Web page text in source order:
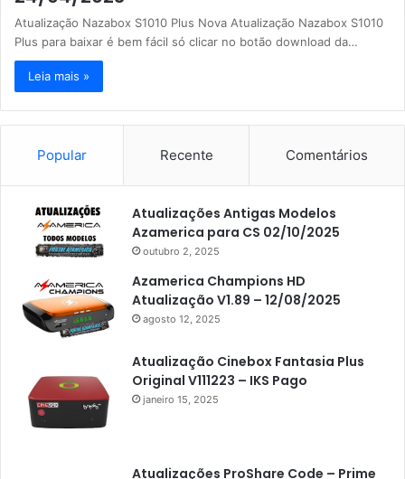
Atualização Nazabox S1010 Plus Nova Atualização Nazabox S1010
Plus para baixar é bem fácil só clicar no botão download da…
Leia mais »
Popular Recente Comentários
Atualizações Antigas Modelos
Azamerica para CS 02/10/2025
outubro 2, 2025
Azamerica Champions HD
Atualização V1.89 – 12/08/2025
agosto 12, 2025
Atualização Cinebox Fantasia Plus
Original V111223 – IKS Pago
janeiro 15, 2025
Atualizações ProShare Code – Prime